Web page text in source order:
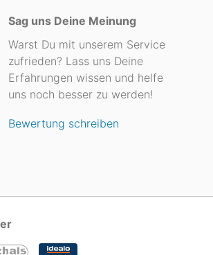
Sag uns Deine Meinung
Warst Du mit unserem Service
zufrieden? Lass uns Deine
Erfahrungen wissen und helfe
uns noch besser zu werden!
Bewertung schreiben